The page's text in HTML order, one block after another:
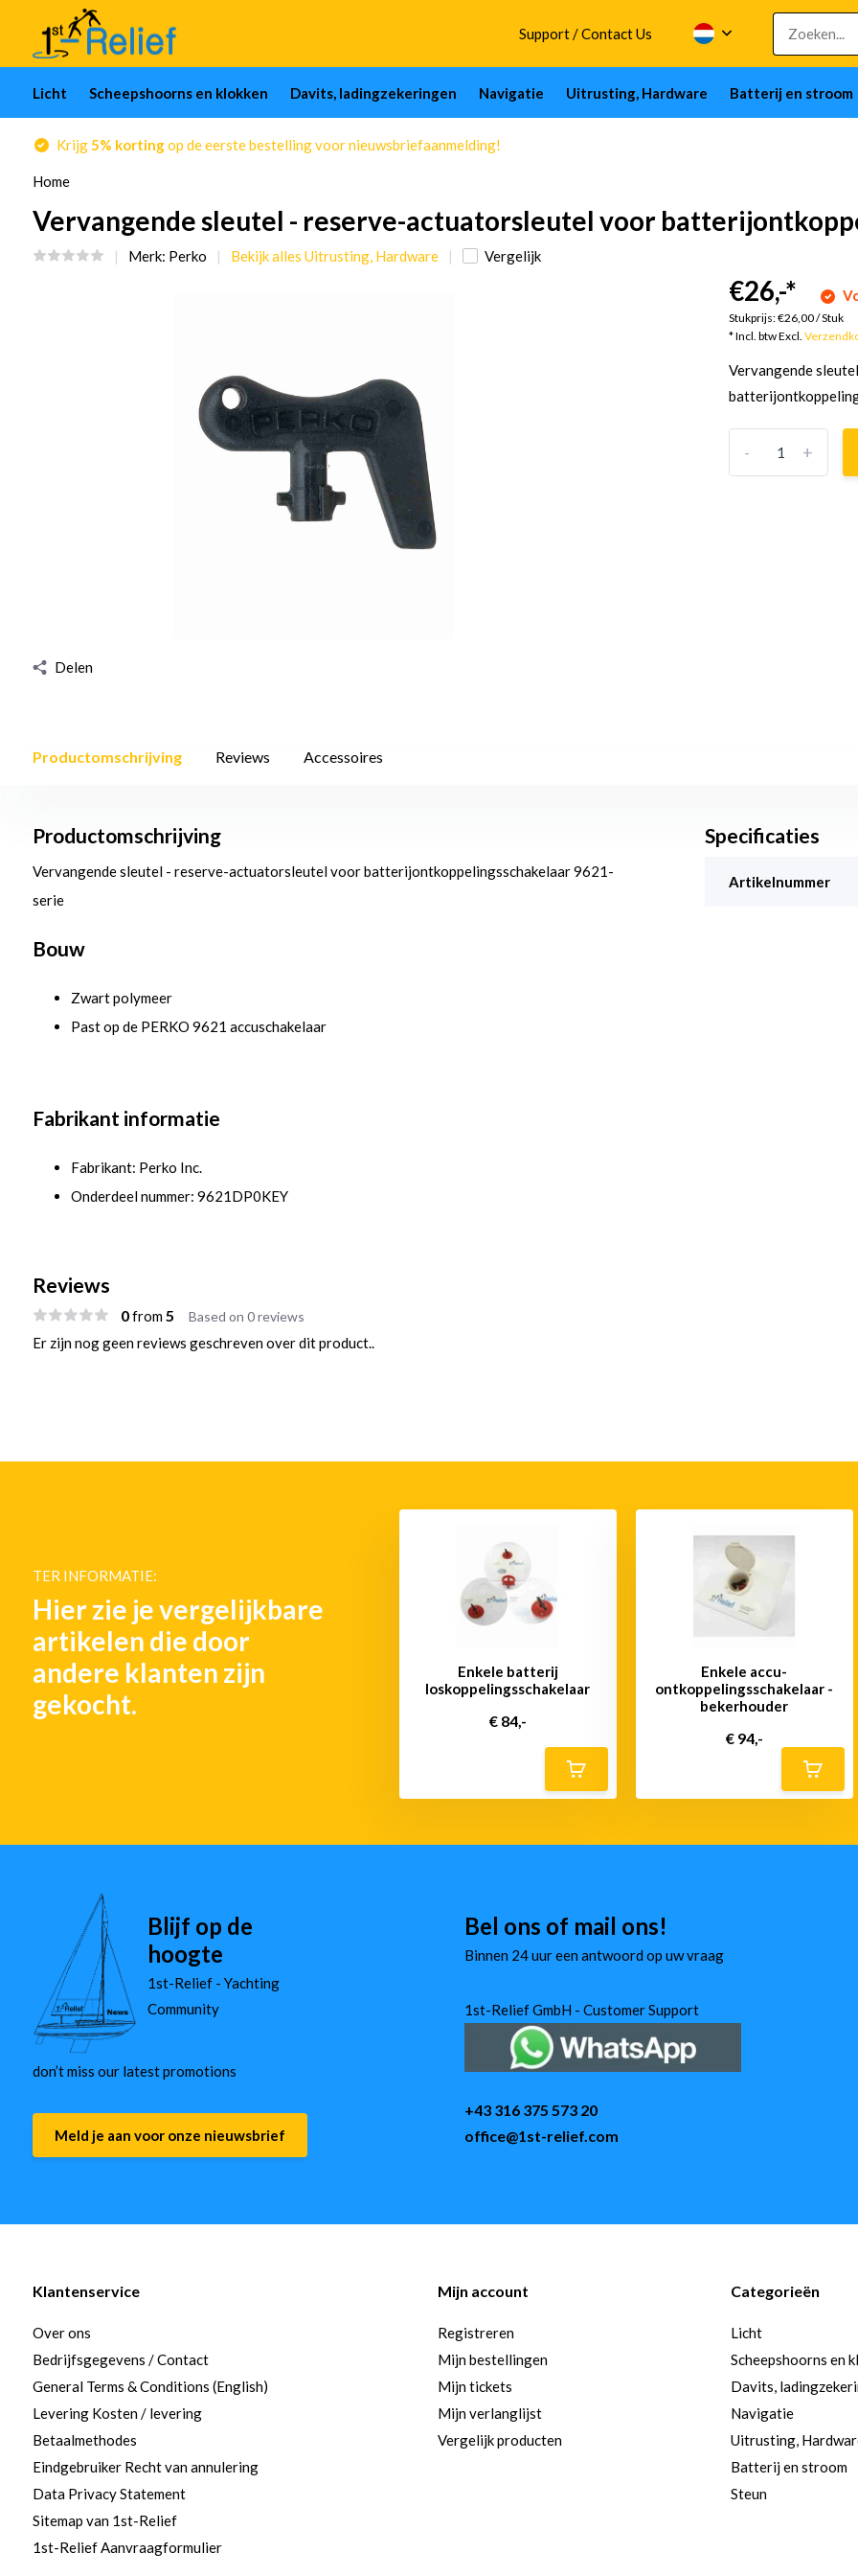
Support / Contact Us
Licht Scheepshoorns en klokken Davits, ladingzekeringen Navigatie Uitrusting, Hardware Batterij en stroom
Krijg5% kortingop de eerste bestelling voor nieuwsbriefaanmelding!
Home
Vervangende sleutel - reserve-actuatorsleutel voor
Merk: Perko Bekijk alles Uitrusting, Hardware Vergelijk
Delen
€26,-*
Stukprijs:€26,00/Stuk
* Incl. btw Excl.
Vervangende
+
-
Productomschrijving Reviews Accessoires
Productomschrijving
Vervangende sleutel - reserve-actuatorsleutel voor batterijontkoppelingsschakelaar 9621-
serie
Bouw
Zwart polymeer
Past op de PERKO 9621 accuschakelaar
Fabrikant informatie
Fabrikant: Perko Inc.
Onderdeel nummer: 9621DP0KEY
Specificaties
Artikelnummer
Reviews
0from5 Based on 0 reviews
Er zijn nog geen reviews geschreven over dit product..
TER INFORMATIE:
Hier zie je vergelijkbare
artikelen die door
andere klanten zijn
gekocht.
Enkele batterij
loskoppelingsschakelaar
€ 84,-
Enkele accu-
ontkoppelingsschakelaar -
bekerhouder
€ 94,-
Blijf op de
hoogte
1st-Relief - Yachting
Community
don’t miss our latest promotions
Meld je aan voor onze nieuwsbrief
Bel ons of mail ons!
Binnen 24 uur een antwoord op uw vraag
1st-Relief GmbH - Customer Support
+43 316 375 573 20
office@1st-relief.com
Klantenservice
Over ons
Bedrijfsgegevens / Contact
General Terms & Conditions (English)
Levering Kosten / levering
Betaalmethodes
Eindgebruiker Recht van annulering
Data Privacy Statement
Sitemap van 1st-Relief
1st-Relief Aanvraagformulier
Mijn account
Registreren
Mijn bestellingen
Mijn tickets
Mijn verlanglijst
Vergelijk producten
Categorieën
Licht
Scheepshoorns en
Davits,
Navigatie
Uitrusting,
Batterij en stroom
Steun